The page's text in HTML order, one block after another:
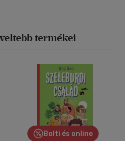
termékei
Bolti és online